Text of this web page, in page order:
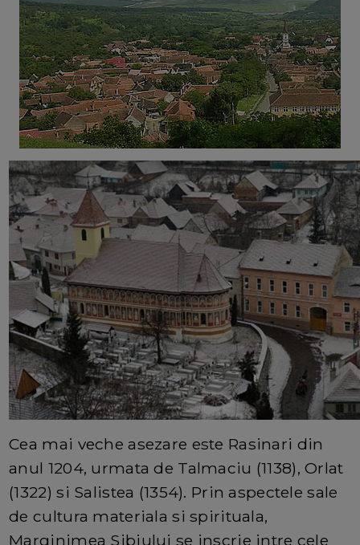
Cea mai veche asezare este Rasinari din
anul 1204, urmata de Talmaciu (1138), Orlat
(1322) si Salistea (1354). Prin aspectele sale
de cultura materiala si spirituala,
Marginimea Sibiului se inscrie intre cele